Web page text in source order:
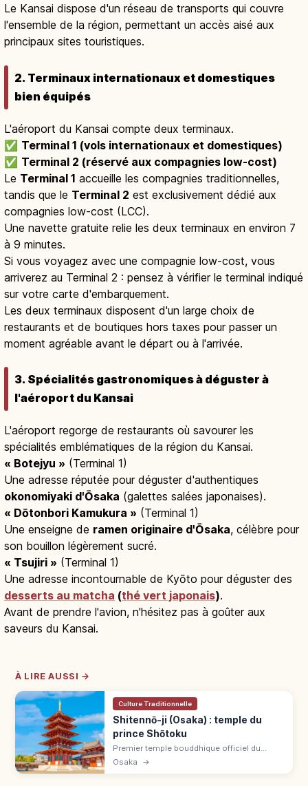
Le Kansai dispose d'un réseau de transports qui couvre
l'ensemble de la région, permettant un accès aisé aux
principaux sites touristiques.
2. Terminaux internationaux et domestiques
bien équipés
L'aéroport du Kansai compte deux terminaux.
✅ Terminal 1 (vols internationaux et domestiques)
✅ Terminal 2 (réservé aux compagnies low-cost)
Le Terminal 1 accueille les compagnies traditionnelles,
tandis que le Terminal 2 est exclusivement dédié aux
compagnies low-cost (LCC).
Une navette gratuite relie les deux terminaux en environ 7
à 9 minutes.
Si vous voyagez avec une compagnie low-cost, vous
arriverez au Terminal 2 : pensez à vérifier le terminal indiqué
sur votre carte d'embarquement.
Les deux terminaux disposent d'un large choix de
restaurants et de boutiques hors taxes pour passer un
moment agréable avant le départ ou à l'arrivée.
3. Spécialités gastronomiques à déguster à
l'aéroport du Kansai
L'aéroport regorge de restaurants où savourer les
spécialités emblématiques de la région du Kansai.
« Botejyu » (Terminal 1)
Une adresse réputée pour déguster d'authentiques
okonomiyaki d'Ōsaka (galettes salées japonaises).
« Dōtonbori Kamukura » (Terminal 1)
Une enseigne de ramen originaire d'Ōsaka, célèbre pour
son bouillon légèrement sucré.
« Tsujiri » (Terminal 1)
Une adresse incontournable de Kyōto pour déguster des
desserts au matcha (thé vert japonais).
Avant de prendre l'avion, n'hésitez pas à goûter aux
saveurs du Kansai.
À LIRE AUSSI →
Culture Traditionnelle
Shitennō-ji (Osaka) : temple du
prince Shōtoku
Premier temple bouddhique officiel du
Japon, fondé en 593 par le prince Shōtoku à
Osaka →